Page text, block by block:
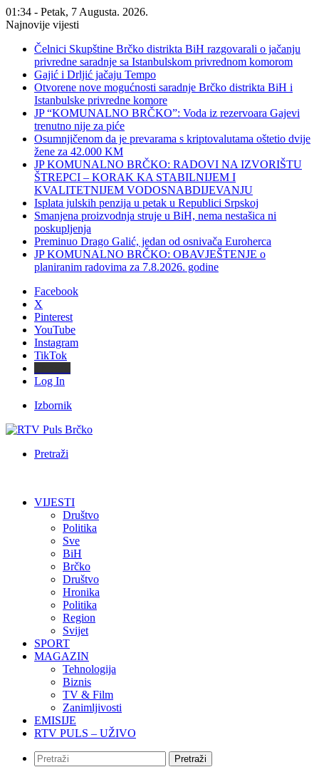
01:34 - Petak, 7 Augusta. 2026.
Najnovije vijesti
Čelnici Skupštine Brčko distrikta BiH razgovarali o jačanju
privredne saradnje sa Istanbulskom privrednom komorom
Gajić i Drljić jačaju Tempo
Otvorene nove mogućnosti saradnje Brčko distrikta BiH i
Istanbulske privredne komore
JP “KOMUNALNO BRČKO”: Voda iz rezervoara Gajevi
trenutno nije za piće
Osumnjičenom da je prevarama s kriptovalutama oštetio dvije
žene za 42.000 KM
JP KOMUNALNO BRČKO: RADOVI NA IZVORIŠTU
ŠTREPCI – KORAK KA STABILNIJEM I
KVALITETNIJEM VODOSNABDIJEVANJU
Isplata julskih penzija u petak u Republici Srpskoj
Smanjena proizvodnja struje u BiH, nema nestašica ni
poskupljenja
Preminuo Drago Galić, jedan od osnivača Euroherca
JP KOMUNALNO BRČKO: OBAVJEŠTENJE o
planiranim radovima za 7.8.2026. godine
Facebook
X
Pinterest
YouTube
Instagram
TikTok
Log In
Izbornik
Pretraži
VIJESTI
Društvo
Politika
Sve
BiH
Brčko
Društvo
Hronika
Politika
Region
Svijet
SPORT
MAGAZIN
Tehnologija
Biznis
TV & Film
Zanimljivosti
EMISIJE
RTV PULS – UŽIVO
Pretraži